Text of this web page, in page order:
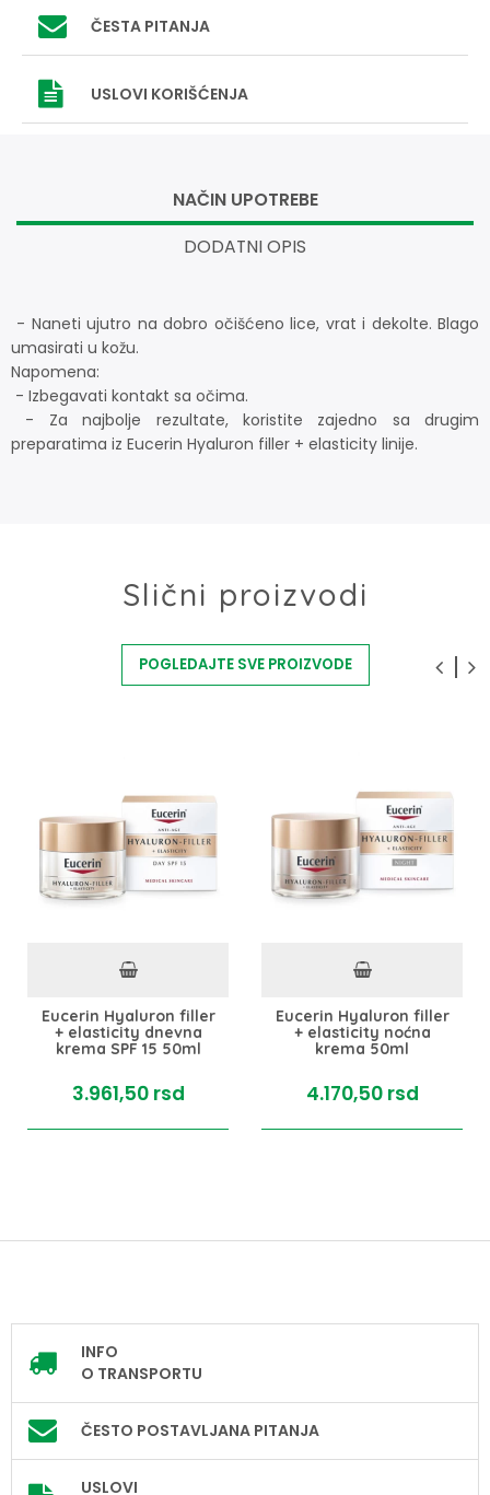
ČESTA PITANJA
USLOVI KORIŠĆENJA
NAČIN UPOTREBE
DODATNI OPIS
- Naneti ujutro na dobro očišćeno lice, vrat i dekolte. Blago
umasirati u kožu.
Napomena:
- Izbegavati kontakt sa očima.
- Za najbolje rezultate, koristite zajedno sa drugim
preparatima iz Eucerin Hyaluron filler + elasticity linije.
Slični proizvodi
POGLEDAJTE SVE PROIZVODE
Eucerin Hyaluron filler
+ elasticity dnevna
krema SPF 15 50ml
3.961,50 rsd
Eucerin Hyaluron filler
+ elasticity noćna
krema 50ml
4.170,50 rsd
INFO
O TRANSPORTU
ČESTO POSTAVLJANA PITANJA
USLOVI